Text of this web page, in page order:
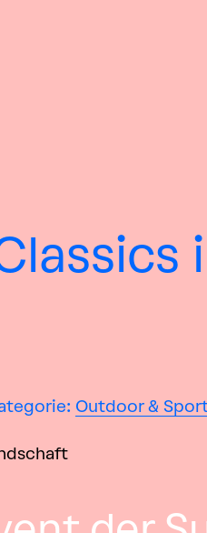
Outdoor &